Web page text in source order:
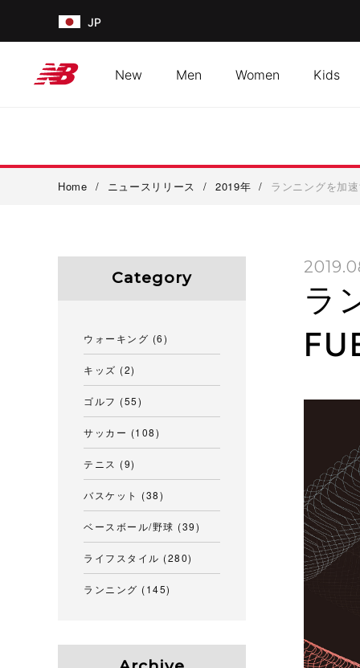
JP
New Men Women Kids
Home / ニュースリリース / 2019年 / ランニングを加
ラ
Category
ウォーキング (6)
キッズ (2)
ゴルフ (55)
サッカー (108)
テニス (9)
バスケット (38)
ベースボール/野球 (39)
ライフスタイル (280)
ランニング (145)